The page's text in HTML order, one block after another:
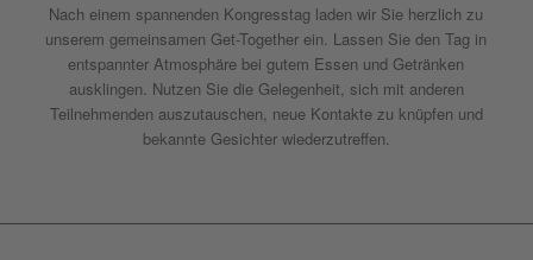
Nach einem spannenden Kongresstag laden wir Sie herzlich zu
unserem gemeinsamen Get-Together ein. Lassen Sie den Tag in
entspannter Atmosphäre bei gutem Essen und Getränken
ausklingen. Nutzen Sie die Gelegenheit, sich mit anderen
Teilnehmenden auszutauschen, neue Kontakte zu knüpfen und
bekannte Gesichter wiederzutreffen.